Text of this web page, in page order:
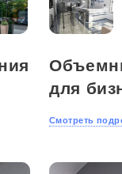
для
Смотреть